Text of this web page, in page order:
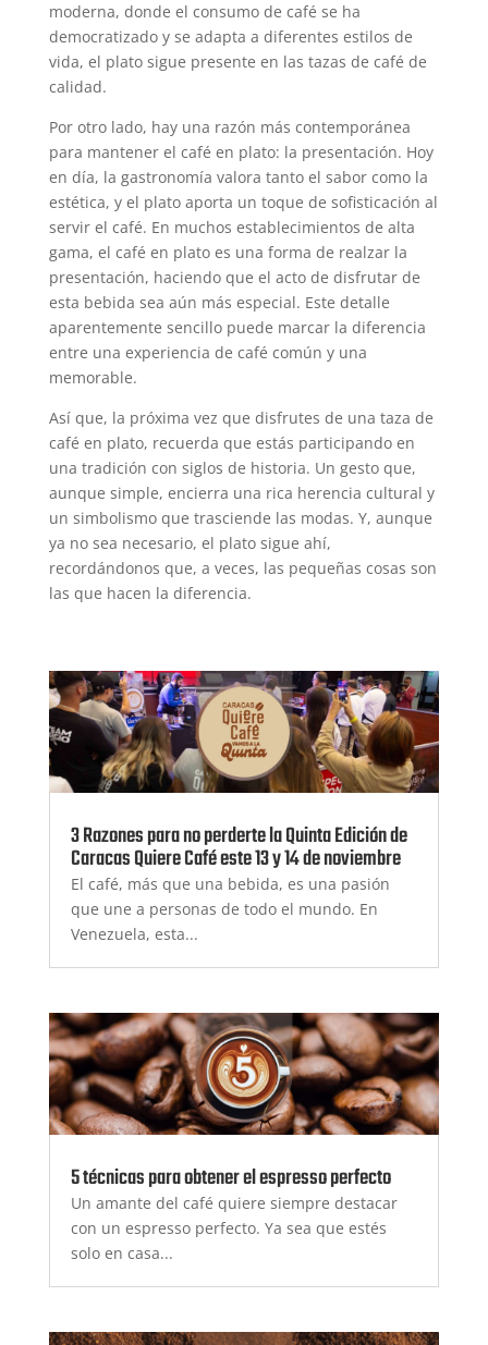
moderna, donde el consumo de café se ha
democratizado y se adapta a diferentes estilos de
vida, el plato sigue presente en las tazas de café de
calidad.
Por otro lado, hay una razón más contemporánea
para mantener el café en plato: la presentación. Hoy
en día, la gastronomía valora tanto el sabor como la
estética, y el plato aporta un toque de sofisticación al
servir el café. En muchos establecimientos de alta
gama, el café en plato es una forma de realzar la
presentación, haciendo que el acto de disfrutar de
esta bebida sea aún más especial. Este detalle
aparentemente sencillo puede marcar la diferencia
entre una experiencia de café común y una
memorable.
Así que, la próxima vez que disfrutes de una taza de
café en plato, recuerda que estás participando en
una tradición con siglos de historia. Un gesto que,
aunque simple, encierra una rica herencia cultural y
un simbolismo que trasciende las modas. Y, aunque
ya no sea necesario, el plato sigue ahí,
recordándonos que, a veces, las pequeñas cosas son
las que hacen la diferencia.
3 Razones para no perderte la Quinta Edición de
Caracas Quiere Café este 13 y 14 de noviembre
El café, más que una bebida, es una pasión
que une a personas de todo el mundo. En
Venezuela, esta...
5 técnicas para obtener el espresso perfecto
Un amante del café quiere siempre destacar
con un espresso perfecto. Ya sea que estés
solo en casa...